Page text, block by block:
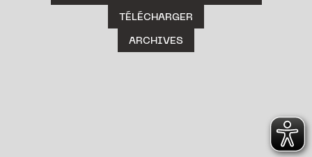
TÉLÉCHARGER
ARCHIVES